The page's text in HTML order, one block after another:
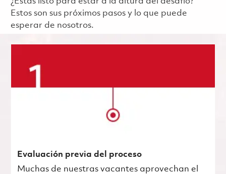
Estos son sus próximos pasos y lo que puede
esperar de nosotros.
Evaluación previa del proceso
Muchas de nuestras vacantes aprovechan el